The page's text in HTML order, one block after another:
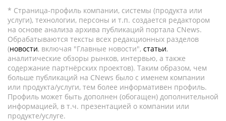
* Страница-профиль компании, системы (продукта или
услуги), технологии, персоны и т.п. создается редактором
на основе анализа архива публикаций портала CNews.
Обрабатываются тексты всех редакционных разделов
(новости, включая "Главные новости", статьи,
аналитические обзоры рынков, интервью, а также
содержание партнёрских проектов). Таким образом, чем
больше публикаций на CNews было с именем компании
или продукта/услуги, тем более информативен профиль.
Профиль может быть дополнен (обогащен) дополнительной
информацией, в т.ч. презентацией о компании или
продукте/услуге.